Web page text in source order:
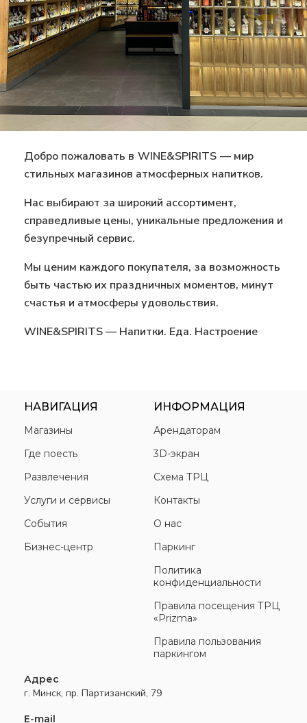
Добро пожаловать в WINE&SPIRITS — мир
стильных магазинов атмосферных напитков.
Нас выбирают за широкий ассортимент,
справедливые цены, уникальные предложения и
безупречный сервис.
Мы ценим каждого покупателя, за возможность
быть частью их праздничных моментов, минут
счастья и атмосферы удовольствия.
WINE&SPIRITS — Напитки. Еда. Настроение
НАВИГАЦИЯ
Магазины
Где поесть
Развлечения
Услуги и сервисы
События
Бизнес-центр
ИНФОРМАЦИЯ
Арендаторам
3D-экран
Схема ТРЦ
Контакты
О нас
Паркинг
Политика
конфиденциальности
Правила посещения ТРЦ
«Prizma»
Правила пользования
паркингом
Адрес
г. Минск, пр. Партизанский, 79
E-mail